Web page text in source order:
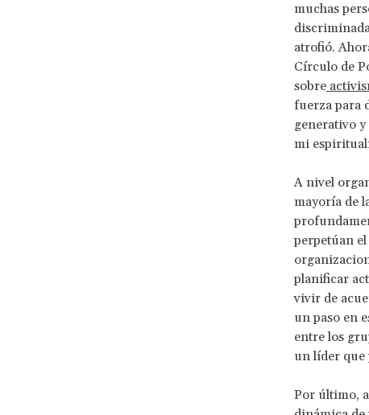
muchas
atrofió.
Círculo de
sobre
fuerza para
generativo
mi
A nivel
mayoría de
perpetúan
planificar
vivir de
un paso en
entre los
un líder que
Por último,